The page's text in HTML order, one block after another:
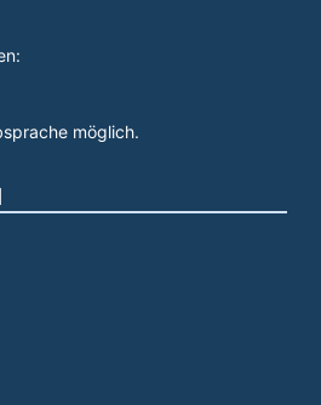
möglich.